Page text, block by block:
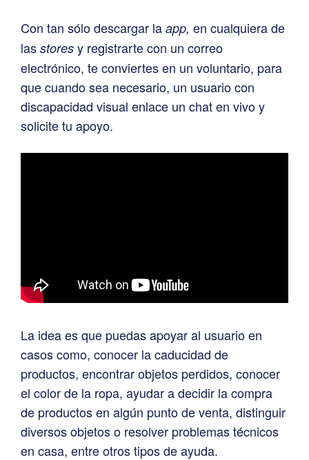
Con tan sólo descargar la app, en cualquiera de
las stores y registrarte con un correo
electrónico, te conviertes en un voluntario, para
que cuando sea necesario, un usuario con
discapacidad visual enlace un chat en vivo y
solicite tu apoyo.
La idea es que puedas apoyar al usuario en
casos como, conocer la caducidad de
productos, encontrar objetos perdidos, conocer
el color de la ropa, ayudar a decidir la compra
de productos en algún punto de venta, distinguir
diversos objetos o resolver problemas técnicos
en casa, entre otros tipos de ayuda.